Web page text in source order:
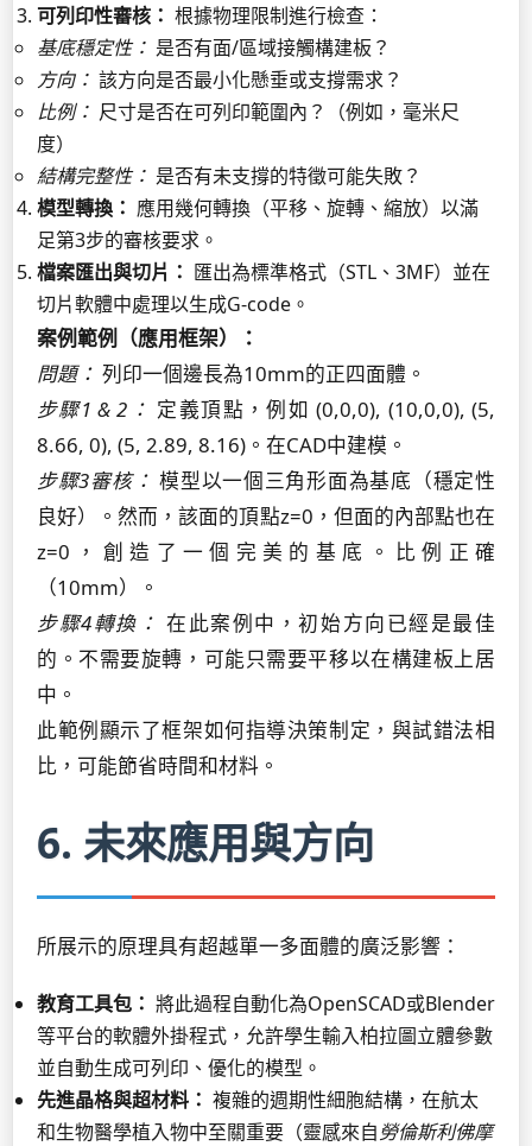
可列印性審核： 根據物理限制進行檢查：
基底穩定性： 是否有面/區域接觸構建板？
方向： 該方向是否最小化懸垂或支撐需求？
比例： 尺寸是否在可列印範圍內？（例如，毫米尺
度）
結構完整性： 是否有未支撐的特徵可能失敗？
模型轉換： 應用幾何轉換（平移、旋轉、縮放）以滿
足第3步的審核要求。
檔案匯出與切片： 匯出為標準格式（STL、3MF）並在
切片軟體中處理以生成G-code。
案例範例（應用框架）：
問題： 列印一個邊長為10mm的正四面體。
步驟1 & 2： 定義頂點，例如 (0,0,0), (10,0,0), (5,
8.66, 0), (5, 2.89, 8.16)。在CAD中建模。
步驟3審核： 模型以一個三角形面為基底（穩定性
良好）。然而，該面的頂點z=0，但面的內部點也在
z=0，創造了一個完美的基底。比例正確
（10mm）。
步驟4轉換： 在此案例中，初始方向已經是最佳
的。不需要旋轉，可能只需要平移以在構建板上居
中。
此範例顯示了框架如何指導決策制定，與試錯法相
比，可能節省時間和材料。
6. 未來應用與方向
所展示的原理具有超越單一多面體的廣泛影響：
教育工具包： 將此過程自動化為OpenSCAD或Blender
等平台的軟體外掛程式，允許學生輸入柏拉圖立體參數
並自動生成可列印、優化的模型。
先進晶格與超材料： 複雜的週期性細胞結構，在航太
和生物醫學植入物中至關重要（靈感來自勞倫斯利佛摩